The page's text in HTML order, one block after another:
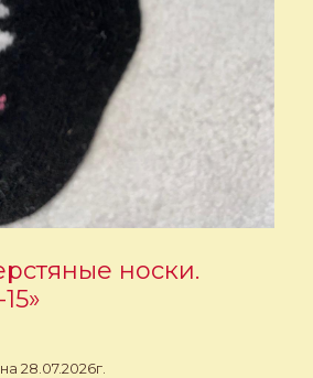
носки.
28.07.2026г.